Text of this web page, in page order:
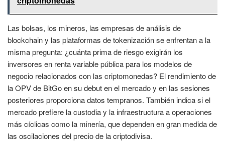
Las bolsas, los mineros, las empresas de análisis de
blockchain y las plataformas de tokenización se enfrentan a la
misma pregunta: ¿cuánta prima de riesgo exigirán los
inversores en renta variable pública para los modelos de
negocio relacionados con las criptomonedas? El rendimiento de
la OPV de BitGo en su debut en el mercado y en las sesiones
posteriores proporciona datos tempranos. También indica si el
mercado prefiere la custodia y la infraestructura a operaciones
más cíclicas como la minería, que dependen en gran medida de
las oscilaciones del precio de la criptodivisa.